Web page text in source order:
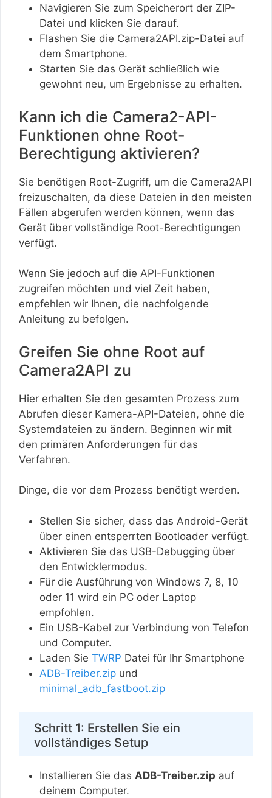
Navigieren Sie zum Speicherort der ZIP-
Datei und klicken Sie darauf.
Flashen Sie die Camera2API.zip-Datei auf
dem Smartphone.
Starten Sie das Gerät schließlich wie
gewohnt neu, um Ergebnisse zu erhalten.
Kann ich die Camera2-API-
Funktionen ohne Root-
Berechtigung aktivieren?
Sie benötigen Root-Zugriff, um die Camera2API
freizuschalten, da diese Dateien in den meisten
Fällen abgerufen werden können, wenn das
Gerät über vollständige Root-Berechtigungen
verfügt.
Wenn Sie jedoch auf die API-Funktionen
zugreifen möchten und viel Zeit haben,
empfehlen wir Ihnen, die nachfolgende
Anleitung zu befolgen.
Greifen Sie ohne Root auf
Camera2API zu
Hier erhalten Sie den gesamten Prozess zum
Abrufen dieser Kamera-API-Dateien, ohne die
Systemdateien zu ändern. Beginnen wir mit
den primären Anforderungen für das
Verfahren.
Dinge, die vor dem Prozess benötigt werden.
Stellen Sie sicher, dass das Android-Gerät
über einen entsperrten Bootloader verfügt.
Aktivieren Sie das USB-Debugging über
den Entwicklermodus.
Für die Ausführung von Windows 7, 8, 10
oder 11 wird ein PC oder Laptop
empfohlen.
Ein USB-Kabel zur Verbindung von Telefon
und Computer.
Laden Sie TWRP Datei für Ihr Smartphone
ADB-Treiber.zip und
minimal_adb_fastboot.zip
Schritt 1: Erstellen Sie ein
vollständiges Setup
Installieren Sie das ADB-Treiber.zip auf
deinem Computer.